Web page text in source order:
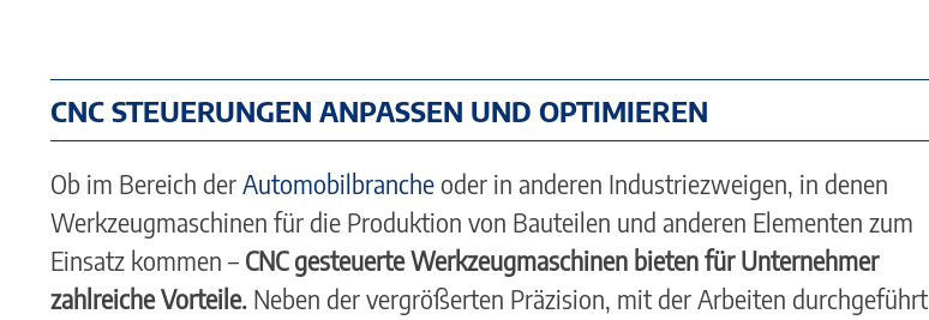
CNC STEUERUNGEN ANPASSEN UND OPTIMIEREN
Ob im Bereich derAutomobilbranche oder in anderen Industriezweigen, in denen
Werkzeugmaschinen für die Produktion von Bauteilen und anderen Elementen zum
Einsatz kommen – CNC gesteuerte Werkzeugmaschinen bieten für Unternehmer
zahlreiche Vorteile. Neben der vergrößerten Präzision, mit der Arbeiten durchgeführt